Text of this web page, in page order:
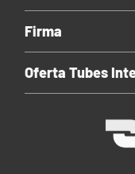
Firma
Oferta Tubes